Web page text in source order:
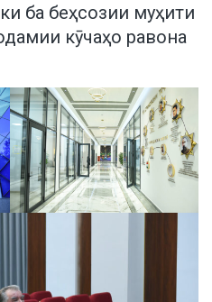
ба беҳсозии муҳити
кӯчаҳо равона